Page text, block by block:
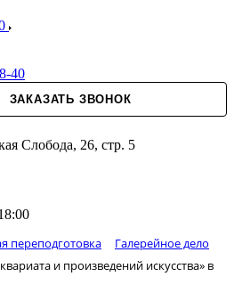
40
ЗАКАЗАТЬ ЗВОНОК
Слобода, 26, стр. 5
переподготовка
Галерейное дело
и произведений искусства» в